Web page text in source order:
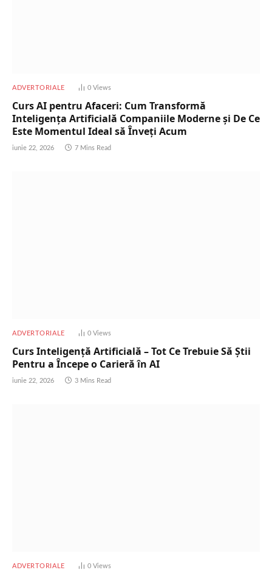
ADVERTORIALE 0 Views
Curs AI pentru Afaceri: Cum Transformă
Inteligența Artificială Companiile Moderne și De Ce
Este Momentul Ideal să Înveți Acum
iunie 22, 2026 7 Mins Read
ADVERTORIALE 0 Views
Curs Inteligență Artificială – Tot Ce Trebuie Să Știi
Pentru a Începe o Carieră în AI
iunie 22, 2026 3 Mins Read
ADVERTORIALE 0 Views